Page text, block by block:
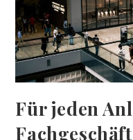
Für jeden
Fachgeschäft